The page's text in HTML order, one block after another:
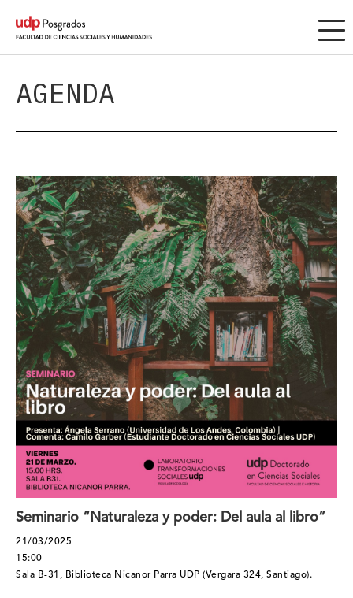
AGENDA
Seminario “Naturaleza y poder: Del aula al libro”
21/03/2025
15:00
Sala B-31, Biblioteca Nicanor Parra UDP (Vergara 324, Santiago).